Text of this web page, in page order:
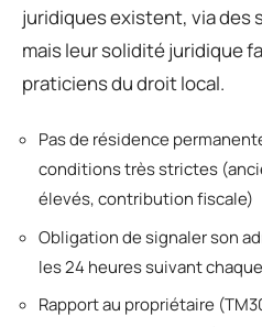
juridiques existent, via des
mais leur solidité juridique
praticiens du droit local.
Pas de résidence
conditions très strictes
élevés, contribution fiscale)
Obligation de signaler son
les 24 heures suivant
Rapport au propriétaire